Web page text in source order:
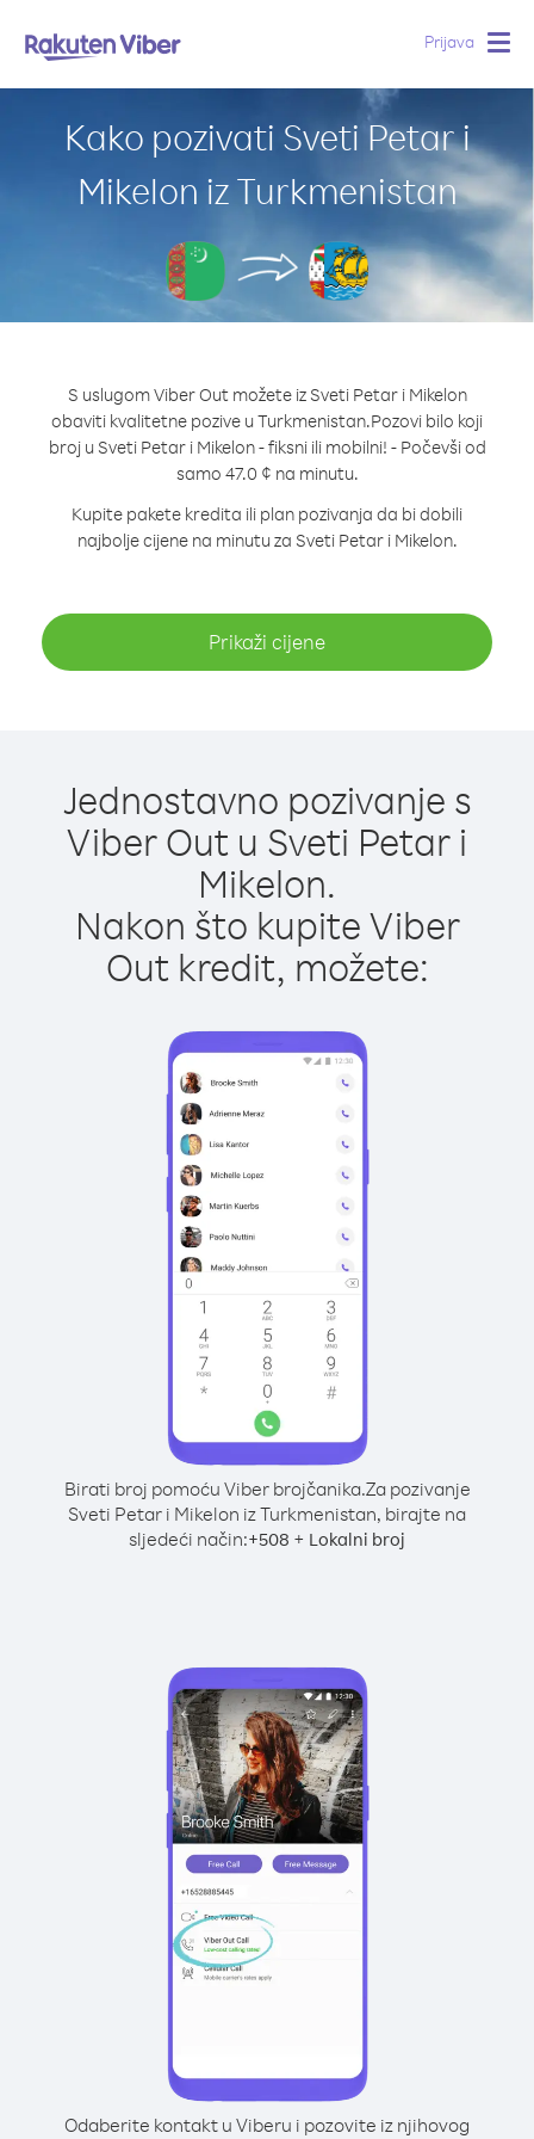
Prijava
Kako pozivati Sveti Petar i
Mikelon iz Turkmenistan
S uslugom Viber Out možete iz Sveti Petar i Mikelon
obaviti kvalitetne pozive u Turkmenistan.Pozovi bilo koji
broj u Sveti Petar i Mikelon - fiksni ili mobilni! - Počevši od
samo 47.0 ¢ na minutu.
Kupite pakete kredita ili plan pozivanja da bi dobili
najbolje cijene na minutu za Sveti Petar i Mikelon.
Prikaži cijene
Jednostavno pozivanje s
Viber Out u Sveti Petar i
Mikelon.
Nakon što kupite Viber
Out kredit, možete:
Birati broj pomoću Viber brojčanika.Za pozivanje
Sveti Petar i Mikelon iz Turkmenistan, birajte na
sljedeći način:+508 + Lokalni broj
Odaberite kontakt u Viberu i pozovite iz njihovog